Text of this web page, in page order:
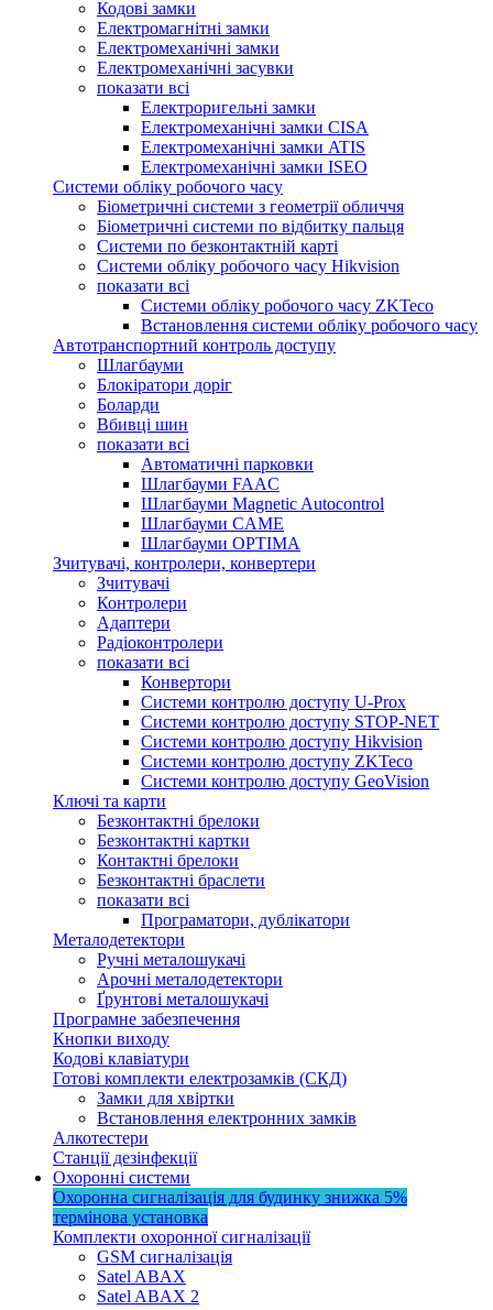
Кодові замки
Електромагнітні замки
Електромеханічні замки
Електромеханічні засувки
показати всі
Електроригельні замки
Електромеханічні замки CISA
Електромеханічні замки ATIS
Електромеханічні замки ISEO
Системи обліку робочого часу
Біометричні системи з геометрії обличчя
Біометричні системи по відбитку пальця
Системи по безконтактній карті
Системи обліку робочого часу Hikvision
показати всі
Системи обліку робочого часу ZKTeco
Встановлення системи обліку робочого часу
Автотранспортний контроль доступу
Шлагбауми
Блокіратори доріг
Боларди
Вбивці шин
показати всі
Автоматичні парковки
Шлагбауми FAAC
Шлагбауми Magnetic Autocontrol
Шлагбауми CAME
Шлагбауми OPTIMA
Зчитувачі, контролери, конвертери
Зчитувачі
Контролери
Адаптери
Радіоконтролери
показати всі
Конвертори
Системи контролю доступу U-Prox
Системи контролю доступу STOP-NET
Системи контролю доступу Hikvision
Системи контролю доступу ZKTeco
Системи контролю доступу GeoVision
Ключі та карти
Безконтактні брелоки
Безконтактні картки
Контактні брелоки
Безконтактні браслети
показати всі
Програматори, дублікатори
Металодетектори
Ручні металошукачі
Арочні металодетектори
Ґрунтові металошукачі
Програмне забезпечення
Кнопки виходу
Кодові клавіатури
Готові комплекти електрозамків (СКД)
Замки для хвіртки
Встановлення електронних замків
Алкотестери
Станції дезінфекції
Охоронні системи
Охоронна сигналізація для будинку знижка 5%
термінова установка
Комплекти охоронної сигналізації
GSM сигналізація
Satel ABAX
Satel ABAX 2